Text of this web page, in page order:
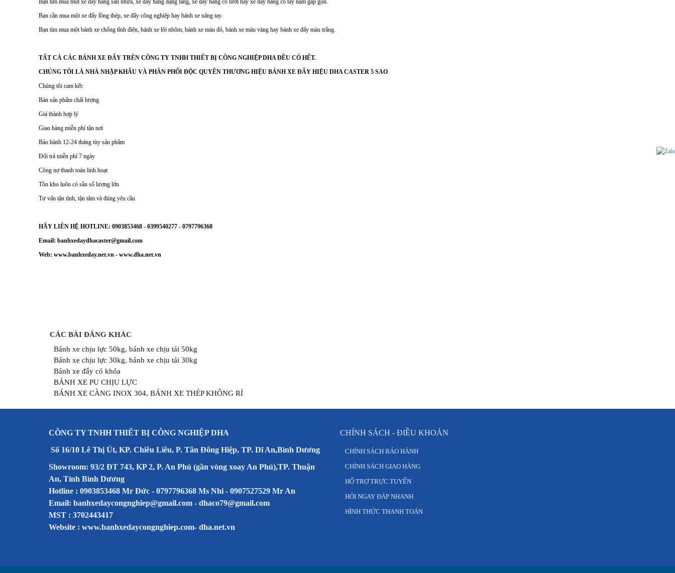
Bạn tìm mua một xe đẩy hàng sàn nhựa, xe đẩy hàng dạng tầng, xe đẩy hàng có lưới hay xe đẩy hàng có tay nắm gấp gọn.
Bạn cần mua một xe đẩy lồng thép, xe đẩy công nghiệp hay bánh xe nâng tay.
Bạn tìm mua một bánh xe chống tĩnh điện, bánh xe lõi nhôm, bánh xe màu đỏ, bánh xe màu vàng hay bánh xe đẩy màu trắng.
TẤT CẢ CÁC BÁNH XE ĐẨY TRÊN CÔNG TY TNHH THIẾT BỊ CÔNG NGHIỆP DHA ĐỀU CÓ HẾT.
CHÚNG TÔI LÀ NHÀ NHẬP KHẨU VÀ PHÂN PHỐI ĐỘC QUYỀN THƯƠNG HIỆU BÁNH XE ĐẨY HIỆU DHA CASTER 5 SAO
Chúng tôi cam kết:
Bán sản phẩm chất lượng
Giá thành hợp lý
Giao hàng miễn phí tận nơi
Bảo hành 12-24 tháng tùy sản phẩm
Đổi trả miễn phí 7 ngày
Công nợ thanh toán linh hoạt
Tồn kho luôn có sẵn số lượng lớn
Tư vấn tận tình, tận tâm và đúng yêu cầu
HÃY LIÊN HỆ HOTLINE: 0903853468 - 0399540277 - 0797796368
Email: banhxedaydhacaster@gmail.com
Web: www.banhxeday.net.vn - www.dha.net.vn
CÁC BÀI ĐĂNG KHÁC
Bánh xe chịu lực 50kg, bánh xe chịu tải 50kg
Bánh xe chịu lực 30kg, bánh xe chịu tải 30kg
Bánh xe đẩy có khóa
BÁNH XE PU CHỊU LỰC
BÁNH XE CÀNG INOX 304, BÁNH XE THÉP KHÔNG RỈ
CÔNG TY TNHH THIẾT BỊ CÔNG NGHIỆP DHA
Số 16/10 Lê Thị Út, KP. Chiêu Liêu, P. Tân Đông Hiệp, TP. Dĩ An,Bình Dương
Showroom: 93/2 ĐT 743, KP 2, P. An Phú (gần vòng xoay An Phú),TP. Thuận
An, Tỉnh Bình Dương
Hotline : 0903853468 Mr Đức - 0797796368 Ms Nhi - 0907527529 Mr An
Email: banhxedaycongnghiep@gmail.com - dhaco79@gmail.com
MST : 3702443417
Website : www.banhxedaycongnghiep.com- dha.net.vn
CHÍNH SÁCH - ĐIỀU KHOẢN
CHÍNH SÁCH BẢO HÀNH
CHÍNH SÁCH GIAO HÀNG
HỔ TRỢ TRỰC TUYẾN
HỎI NGAY ĐÁP NHANH
HÌNH THỨC THANH TOÁN